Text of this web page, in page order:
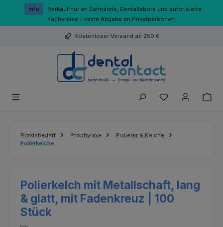
Zum Hauptinhalt springen
Info
Verkauf nur an Zahnärzte, Dentallabore und autorisierte
Fachkreise – keine Abgabe an Privatpersonen.
Kostenloser Versand ab 250 €
Du hast 0
Praxisbedarf Prophylaxe
Polierer & Kelche
Polierkelche
Polierkelch mit Metallschaft, lang
& glatt, mit Fadenkreuz | 100
Stück